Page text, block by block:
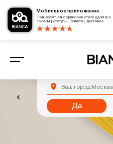
Мобильное приложение
Пользоваться сервисами стало удобнее
заказы | статусы | оплата | доставка
Ваш город Москва
Да